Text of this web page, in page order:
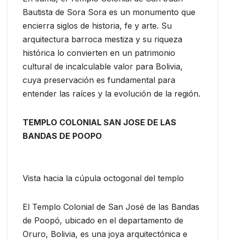
Bautista de Sora Sora es un monumento que
encierra siglos de historia, fe y arte. Su
arquitectura barroca mestiza y su riqueza
histórica lo convierten en un patrimonio
cultural de incalculable valor para Bolivia,
cuya preservación es fundamental para
entender las raíces y la evolución de la región.
TEMPLO COLONIAL SAN JOSE DE LAS
BANDAS DE POOPO
Vista hacia la cúpula octogonal del templo
El Templo Colonial de San José de las Bandas
de Poopó, ubicado en el departamento de
Oruro, Bolivia, es una joya arquitectónica e